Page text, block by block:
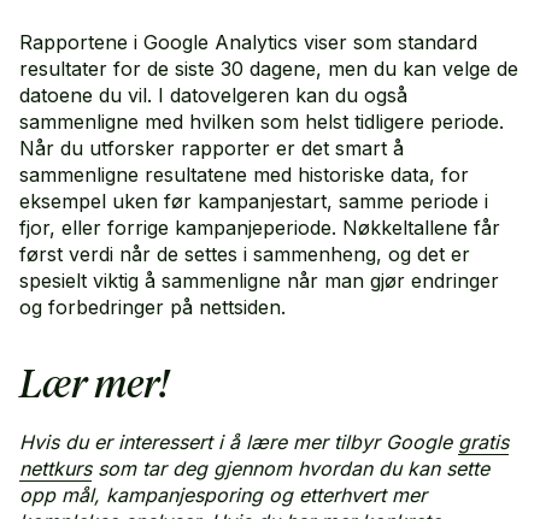
Rapportene i Google Analytics viser som standard
resultater for de siste 30 dagene, men du kan velge de
datoene du vil. I datovelgeren kan du også
sammenligne med hvilken som helst tidligere periode.
Når du utforsker rapporter er det smart å
sammenligne resultatene med historiske data, for
eksempel uken før kampanjestart, samme periode i
fjor, eller forrige kampanjeperiode. Nøkkeltallene får
først verdi når de settes i sammenheng, og det er
spesielt viktig å sammenligne når man gjør endringer
og forbedringer på nettsiden.
Lær mer!
Hvis du er interessert i å lære mer tilbyr Google gratis
nettkurssom tar deg gjennom hvordan du kan sette
opp mål, kampanjesporing og etterhvert mer